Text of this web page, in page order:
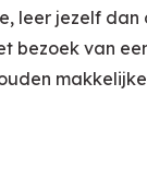
leer jezelf
bezoek van